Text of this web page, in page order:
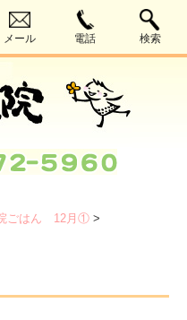
メール 電話 検索
ごはん 12月① >